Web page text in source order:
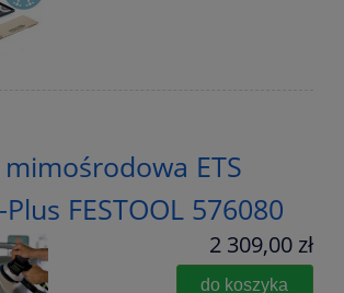
ETS
FESTOOL 576080
2 309,00 zł
do koszyka